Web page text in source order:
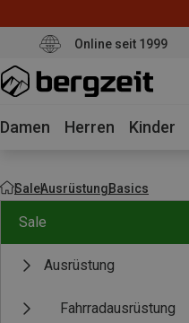
Online seit 1999
Damen Herren Kinder
SaleAusrüstungBasics
Sale
Ausrüstung
Fahrradausrüstung